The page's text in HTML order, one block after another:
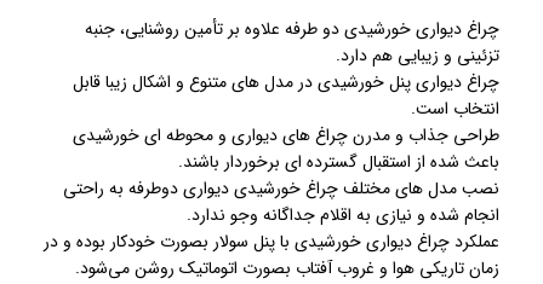
چراغ دیواری خورشیدی دو طرفه علاوه بر تأمین روشنایی، جنبه
تزئینی و زیبایی هم دارد.
چراغ دیواری پنل خورشیدی در مدل های متنوع و اشکال زیبا قابل
انتخاب است.
طراحی جذاب و مدرن چراغ های دیواری و محوطه ای خورشیدی
باعث شده از استقبال گسترده ای برخوردار باشند.
نصب مدل های مختلف چراغ خورشیدی دیواری دوطرفه به راحتی
انجام شده و نیازی به اقلام جداگانه وجو ندارد.
عملکرد چراغ دیواری خورشیدی با پنل سولار بصورت خودکار بوده و در
زمان تاریکی هوا و غروب آفتاب بصورت اتوماتیک روشن می‌شود.